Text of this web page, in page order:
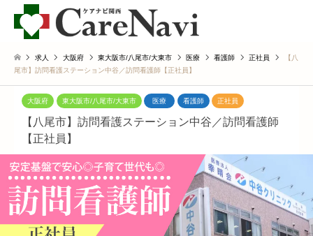
求人 大阪府 東大阪市/八尾市/大東市 医療 看護師 正社員
【八
尾市】訪問看護ステーション中谷／訪問看護師【正社員】
大阪府 東大阪市/八尾市/大東市 医療 看護師 正社員
【八尾市】訪問看護ステーション中谷／訪問看護師
【正社員】